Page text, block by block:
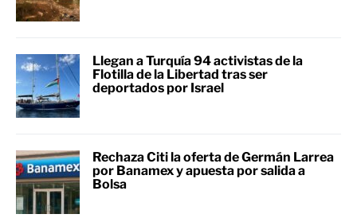
Llegan a Turquía 94 activistas de la
Flotilla de la Libertad tras ser
deportados por Israel
Rechaza Citi la oferta de Germán Larrea
por Banamex y apuesta por salida a
Bolsa